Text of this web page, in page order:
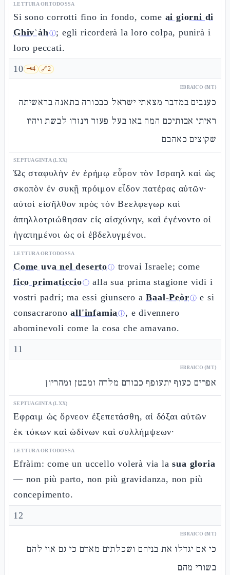
LETTURA ORTODOSSA
Si sono corrotti fino in fondo, come ai giorni di
Ghivʿàhⓘ; egli ricorderà la loro colpa, punirà i
loro peccati.
10 🗝️4 🔗2
EBRAICO (MT)
כענבים במדבר מצאתי ישראל כבכורה בתאנה בראשיתה
ראיתי אבותיכם המה באו בעל פעור וינזרו לבשת ויהיו
שקוצים כאהבם
SEPTUAGINTA (LXX)
Ὡς σταφυλὴν ἐν ἐρήμῳ εὗρον τὸν Ισραηλ καὶ ὡς
σκοπὸν ἐν συκῇ πρόιμον εἶδον πατέρας αὐτῶν·
αὐτοὶ εἰσῆλθον πρὸς τὸν Βεελφεγωρ καὶ
ἀπηλλοτριώθησαν εἰς αἰσχύνην, καὶ ἐγένοντο οἱ
ἠγαπημένοι ὡς οἱ ἐβδελυγμένοι.
LETTURA ORTODOSSA
Come uva nel desertoⓘ trovai Israele; come
fico primaticcioⓘ alla sua prima stagione vidi i
vostri padri; ma essi giunsero aBaal-Peòrⓘ e si
consacraronoall'infamiaⓘ, e divennero
abominevoli come la cosa che amavano.
11
EBRAICO (MT)
אפרים כעוף יתעופף כבודם מלדה ומבטן ומהריון
SEPTUAGINTA (LXX)
Εφραιμ ὡς ὄρνεον ἐξεπετάσθη, αἱ δόξαι αὐτῶν
ἐκ τόκων καὶ ὠδίνων καὶ συλλήμψεων·
LETTURA ORTODOSSA
Efràim: come un uccello volerà via lasua gloria
— non più parto, non più gravidanza, non più
concepimento.
12
EBRAICO (MT)
כי אם יגדלו את בניהם ושכלתים מאדם כי גם אוי להם
בשורי מהם